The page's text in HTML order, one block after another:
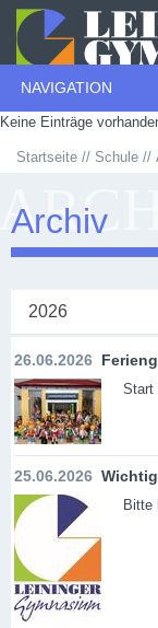
NAVIGATION
Keine Einträge
Startseite Schule
Archiv
2026
26.06.2026
Start
25.06.2026
Bitte